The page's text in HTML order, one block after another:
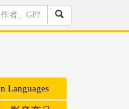
Languages